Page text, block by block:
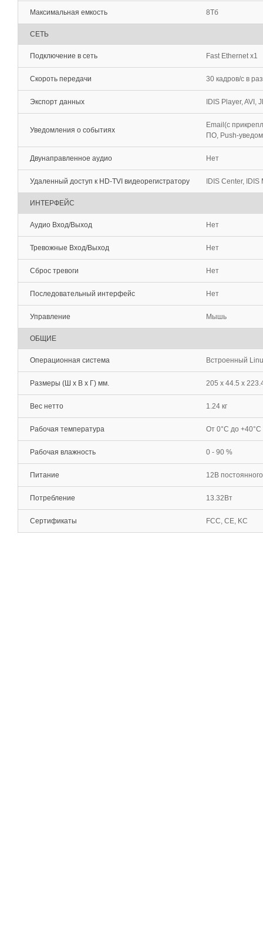
Максимальная емкость 8Tб
СЕТЬ
Подключение в сеть Fast Ethernet x1
Скороть передачи 30 кадров/с в
Экспорт данных IDIS Player, AVI,
Уведомления о событиях
Email(с
ПО, Push-
Двунаправленное аудио Нет
Удаленный доступ к HD-TVI видеорегистратору IDIS Center,
ИНТЕРФЕЙС
Аудио Вход/Выход Нет
Тревожные Вход/Выход Нет
Сброс тревоги Нет
Последовательный интерфейс Нет
Управление Мышь
ОБЩИЕ
Операционная система Встроенный
Размеры (Ш х В х Г) мм. 205 x 44.5 x
Вес нетто 1.24 кг
Рабочая температура От 0°С до +40°С
Рабочая влажность 0 - 90 %
Питание 12В
Потребление 13.32Вт
Сертификаты FCC, CE, KC